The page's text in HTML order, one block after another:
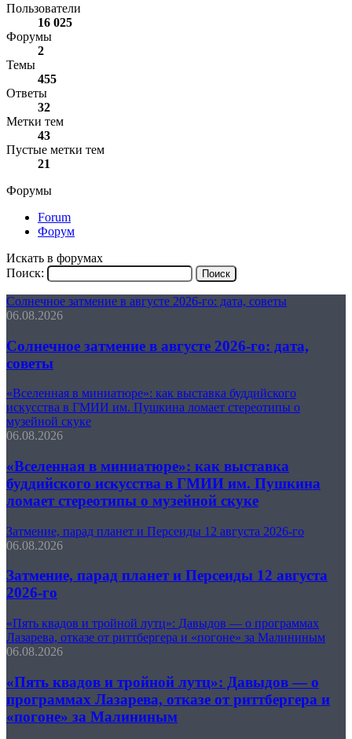
Пользователи
16 025
Форумы
2
Темы
455
Ответы
32
Метки тем
43
Пустые метки тем
21
Форумы
Forum
Форум
Искать в форумах
Поиск:
Солнечное затмение в августе 2026-го: дата, советы
06.08.2026
Солнечное затмение в августе 2026-го: дата,
советы
«Вселенная в миниатюре»: как выставка буддийского
искусства в ГМИИ им. Пушкина ломает стереотипы о
музейной скуке
06.08.2026
«Вселенная в миниатюре»: как выставка
буддийского искусства в ГМИИ им. Пушкина
ломает стереотипы о музейной скуке
Затмение, парад планет и Персеиды 12 августа 2026-го
06.08.2026
Затмение, парад планет и Персеиды 12 августа
2026-го
«Пять квадов и тройной лутц»: Давыдов — о программах
Лазарева, отказе от риттбергера и «погоне» за Малининым
06.08.2026
«Пять квадов и тройной лутц»: Давыдов — о
программах Лазарева, отказе от риттбергера и
«погоне» за Малининым